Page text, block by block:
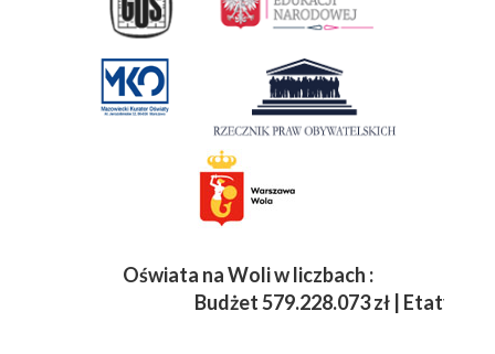
Oświata na Woli w liczbach :
Budżet579.228.073 zł | Etaty 3